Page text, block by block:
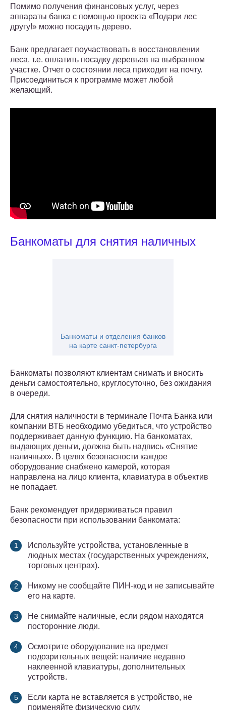
Помимо получения финансовых услуг, через
аппараты банка с помощью проекта «Подари лес
другу!» можно посадить дерево.
Банк предлагает поучаствовать в восстановлении
леса, т.е. оплатить посадку деревьев на выбранном
участке. Отчет о состоянии леса приходит на почту.
Присоединиться к программе может любой
желающий.
Банкоматы для снятия наличных
Банкоматы и отделения банков
на карте санкт-петербурга
Банкоматы позволяют клиентам снимать и вносить
деньги самостоятельно, круглосуточно, без ожидания
в очереди.
Для снятия наличности в терминале Почта Банка или
компании ВТБ необходимо убедиться, что устройство
поддерживает данную функцию. На банкоматах,
выдающих деньги, должна быть надпись «Снятие
наличных». В целях безопасности каждое
оборудование снабжено камерой, которая
направлена на лицо клиента, клавиатура в объектив
не попадает.
Банк рекомендует придерживаться правил
безопасности при использовании банкомата:
Используйте устройства, установленные в
людных местах (государственных учреждениях,
торговых центрах).
Никому не сообщайте ПИН-код и не записывайте
его на карте.
Не снимайте наличные, если рядом находятся
посторонние люди.
Осмотрите оборудование на предмет
подозрительных вещей: наличие недавно
наклеенной клавиатуры, дополнительных
устройств.
Если карта не вставляется в устройство, не
применяйте физическую силу.